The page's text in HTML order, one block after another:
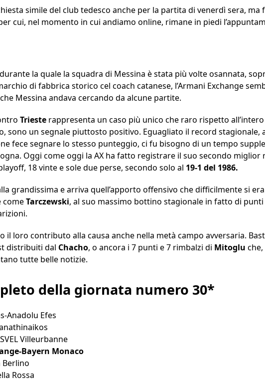
simile del club tedesco anche per la partita di venerdì sera, ma
cui, nel momento in cui andiamo online, rimane in piedi
la quale la squadra di Messina è stata più volte osannata,
di fabbrica storico cel coach catanese, l’Armani Exchange
Messina andava cercando da alcune partite.
Trieste rappresenta un caso più unico che raro rispetto
sono un segnale piuttosto positivo. Eguagliato il record stagionale,
fece segnare lo stesso punteggio, ci fu bisogno di un tempo
Oggi come oggi la AX ha fatto registrare il suo secondo miglior
18 vinte e sole due perse, secondo solo al 19-1 del 1986.
grandissima e arriva quell’apporto offensivo che difficilmente si
comeTarczewski, al suo massimo bottino stagionale in fatto di punti
il loro contributo alla causa anche nella metà campo avversaria.
distribuiti dal Chacho, o ancora i 7 punti e 7 rimbalzi di Mitoglu
tutte belle notizie.
della giornata numero 30*
Anadolu Efes
Villeurbanne
Bayern Monaco
Berlino
Rossa